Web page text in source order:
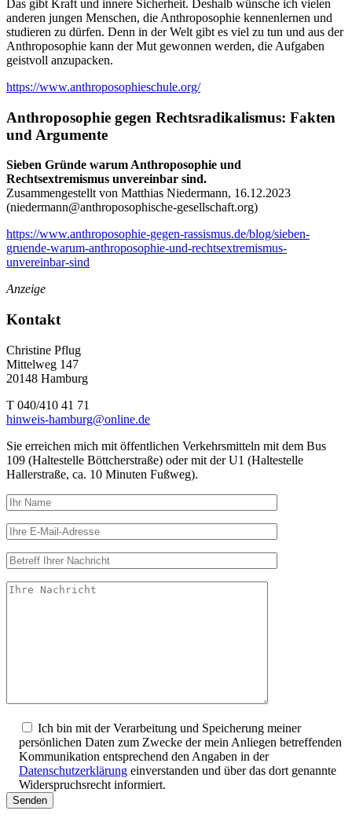
Das gibt Kraft und innere Sicherheit. Deshalb wünsche ich vielen
anderen jungen Menschen, die Anthroposophie kennenlernen und
studieren zu dürfen. Denn in der Welt gibt es viel zu tun und aus der
Anthroposophie kann der Mut gewonnen werden, die Aufgaben
geistvoll anzupacken.
https://www.anthroposophieschule.org/
Anthroposophie gegen Rechtsradikalismus: Fakten
und Argumente
Sieben Gründe warum Anthroposophie und
Rechtsextremismus unvereinbar sind.
Zusammengestellt von Matthias Niedermann, 16.12.2023
(niedermann@anthroposophische-gesellschaft.org)
https://www.anthroposophie-gegen-rassismus.de/blog/sieben-
gruende-warum-anthroposophie-und-rechtsextremismus-
unvereinbar-sind
Anzeige
Kontakt
Christine Pflug
Mittelweg 147
20148 Hamburg
T 040/410 41 71
hinweis-hamburg@online.de
Sie erreichen mich mit öffentlichen Verkehrsmitteln mit dem Bus
109 (Haltestelle Böttcherstraße) oder mit der U1 (Haltestelle
Hallerstraße, ca. 10 Minuten Fußweg).
Ich bin mit der Verarbeitung und Speicherung meiner
persönlichen Daten zum Zwecke der mein Anliegen betreffenden
Kommunikation entsprechend den Angaben in der
Datenschutzerklärung einverstanden und über das dort genannte
Widerspruchsrecht informiert.